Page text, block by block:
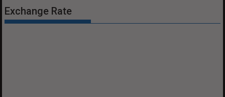
Exchange Rate